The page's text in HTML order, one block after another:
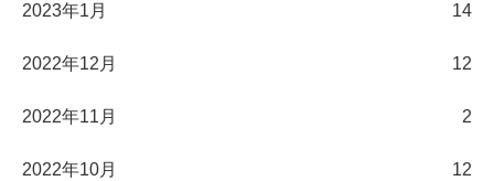
2023年1月 14
2022年12月 12
2022年11月 2
2022年10月 12